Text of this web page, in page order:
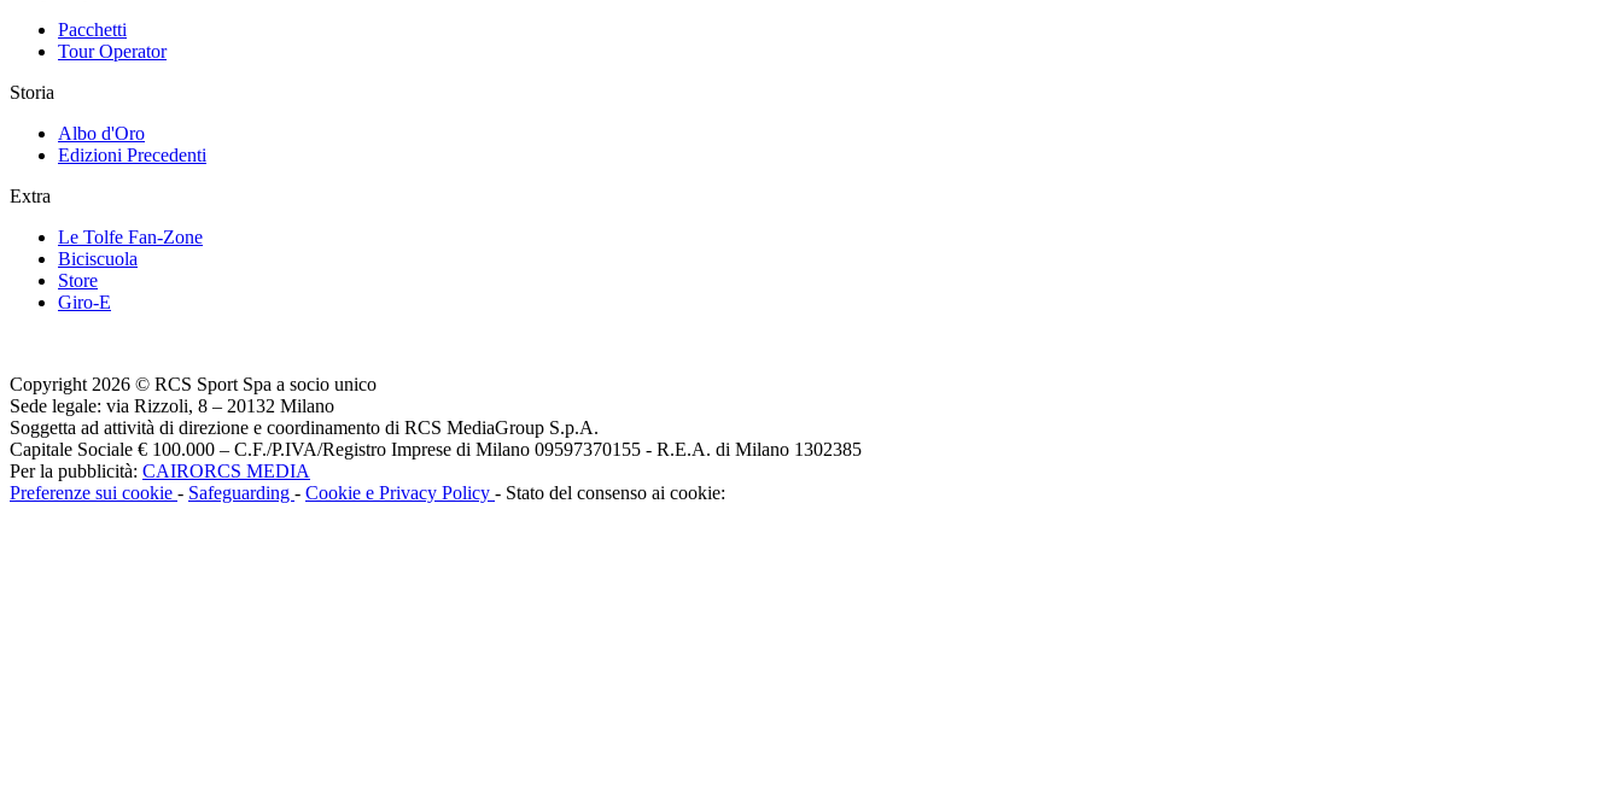
Pacchetti
Tour Operator
Storia
Albo d'Oro
Edizioni Precedenti
Extra
Le Tolfe Fan-Zone
Biciscuola
Store
Giro-E
Copyright 2026 © RCS Sport Spa a socio unico
Sede legale: via Rizzoli, 8 – 20132 Milano
Soggetta ad attività di direzione e coordinamento di RCS MediaGroup S.p.A.
Capitale Sociale € 100.000 – C.F./P.IVA/Registro Imprese di Milano 09597370155 - R.E.A. di Milano 1302385
Per la pubblicità: CAIRORCS MEDIA
Preferenze sui cookie - Safeguarding - Cookie e Privacy Policy - Stato del consenso ai cookie: